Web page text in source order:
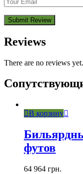
Reviews
There are no reviews yet.
В корзину
футов
64 964 грн.